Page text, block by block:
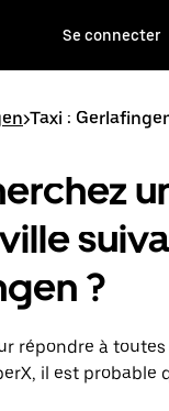
Se connecter
>Taxi :
?
répondre à
il est probable
avec un